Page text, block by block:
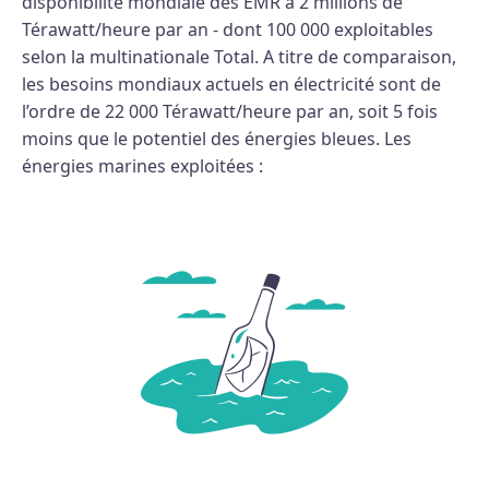
Térawatt/heure par an - dont 100 000 exploitables
selon la multinationale Total. A titre de comparaison,
les besoins mondiaux actuels en électricité sont de
l’ordre de 22 000 Térawatt/heure par an, soit 5 fois
moins que le potentiel des énergies bleues. Les
énergies marines exploitées :